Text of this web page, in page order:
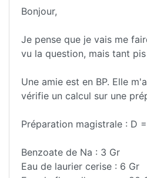
Bonjour,
Je pense que je vais me
vu la question, mais tant pis
Une amie est en BP. Elle
vérifie un calcul sur une
Préparation magistrale : D =
Benzoate de Na : 3 Gr
Eau de laurier cerise : 6 Gr